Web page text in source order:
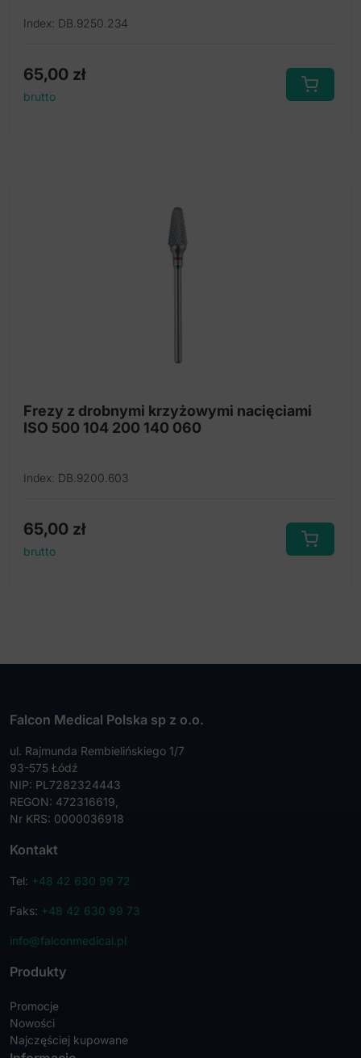
Index: DB.9250.234
65,00 zł
brutto
Frezy z drobnymi krzyżowymi nacięciami
ISO 500 104 200 140 060
Index: DB.9200.603
65,00 zł
brutto
Falcon Medical Polska sp z o.o.
ul. Rajmunda Rembielińskiego 1/7
93-575 Łódź
NIP: PL7282324443
REGON: 472316619,
Nr KRS: 0000036918
Kontakt
Tel: +48 42 630 99 72
Faks: +48 42 630 99 73
info@falconmedical.pl
Produkty
Promocje
Nowości
Najczęściej kupowane